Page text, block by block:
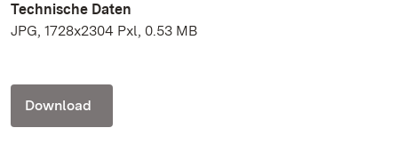
Technische Daten
JPG, 1728x2304 Pxl, 0.53 MB
Download